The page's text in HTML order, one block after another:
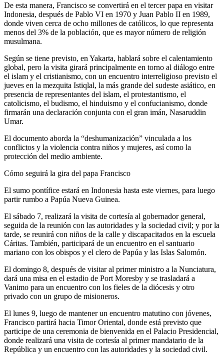
De esta manera, Francisco se convertirá en el tercer papa en visitar
Indonesia, después de Pablo VI en 1970 y Juan Pablo II en 1989,
donde viven cerca de ocho millones de católicos, lo que representa
menos del 3% de la población, que es mayor número de religión
musulmana.
Según se tiene previsto, en Yakarta, hablará sobre el calentamiento
global, pero la visita girará principalmente en torno al diálogo entre
el islam y el cristianismo, con un encuentro interreligioso previsto el
jueves en la mezquita Istiqlal, la más grande del sudeste asiático, en
presencia de representantes del islam, el protestantismo, el
catolicismo, el budismo, el hinduismo y el confucianismo, donde
firmarán una declaración conjunta con el gran imán, Nasaruddin
Umar.
El documento aborda la “deshumanización” vinculada a los
conflictos y la violencia contra niños y mujeres, así como la
protección del medio ambiente.
Cómo seguirá la gira del papa Francisco
El sumo pontífice estará en Indonesia hasta este viernes, para luego
partir rumbo a Papúa Nueva Guinea.
El sábado 7, realizará la visita de cortesía al gobernador general,
seguida de la reunión con las autoridades y la sociedad civil; y por la
tarde, se reunirá con niños de la calle y discapacitados en la escuela
Cáritas. También, participará de un encuentro en el santuario
mariano con los obispos y el clero de Papúa y las Islas Salomón.
El domingo 8, después de visitar al primer ministro a la Nunciatura,
dará una misa en el estadio de Port Moresby y se trasladará a
Vanimo para un encuentro con los fieles de la diócesis y otro
privado con un grupo de misioneros.
El lunes 9, luego de mantener un encuentro matutino con jóvenes,
Francisco partirá hacia Timor Oriental, donde está previsto que
participe de una ceremonia de bienvenida en el Palacio Presidencial,
donde realizará una visita de cortesía al primer mandatario de la
República y un encuentro con las autoridades y la sociedad civil.